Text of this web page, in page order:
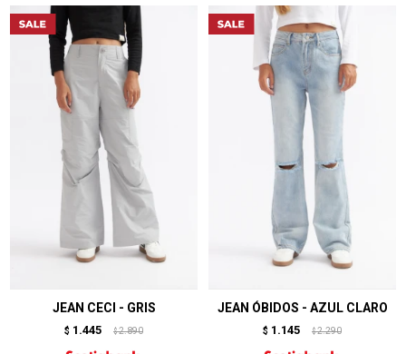
JEAN CECI - GRIS
$ 1.445 $ 2.890
JEAN ÓBIDOS - AZUL CLARO
$ 1.145 $ 2.290